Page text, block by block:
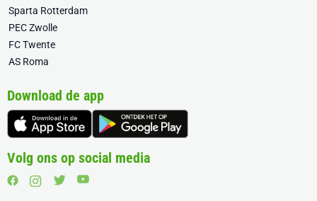
Sparta Rotterdam
PEC Zwolle
FC Twente
AS Roma
Download de app
Volg ons op social media